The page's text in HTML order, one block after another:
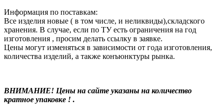
Информация по поставкам:
Все изделия новые ( в том числе, и неликвиды),складского
хранения. В случае, если по ТУ есть ограничения на год
изготовления , просим делать ссылку в заявке.
Цены могут изменяться в зависимости от года изготовления,
количества изделий, а также конъюнктуры рынка.
ВНИМАНИЕ! Цены на сайте указаны на количество
кратное упаковке ! .